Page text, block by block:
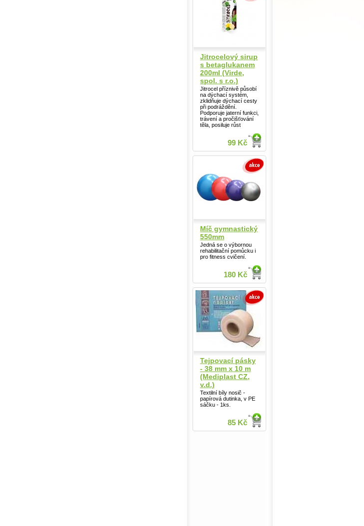
Jitrocelový sirup
s betaglukanem
200ml (Virde,
spol. s r.o.)
Jitrocel příznivě působí
na dýchací systém,
zklidňuje dýchací cesty
při podráždění.
Podporuje jaterní funkci,
trávení a pročišťování
těla, posiluje růst
99 Kč
Míč gymnastický
550mm
Jedná se o výbornou
rehabilitační pomůcku i
pro fitness cvičení.
180 Kč
Tejpovací pásky
- 38 mm x 10 m
(Mediplast CZ,
v.d.)
Textilní bíly nosič -
papírová dutinka, v PE
sáčku - 1ks.
85 Kč